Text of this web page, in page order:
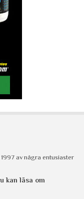
av några entusiaster
kan läsa om